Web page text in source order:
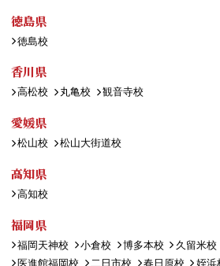
徳島県
徳島校
香川県
高松校 丸亀校 観音寺校
愛媛県
松山校 松山大街道校
高知県
高知校
福岡県
福岡天神校 小倉校 博多本校 久留米校
医進館福岡校
二日市校 春日原校 姪浜